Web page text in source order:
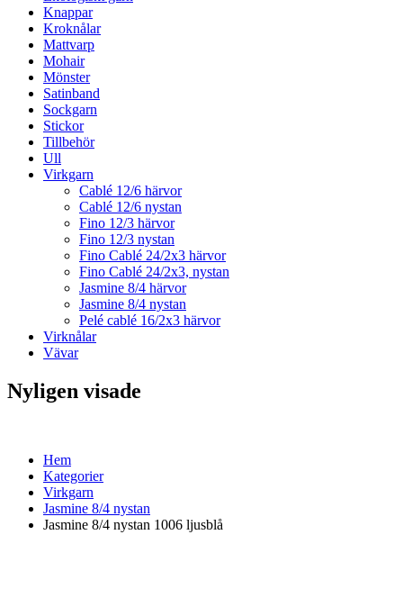
Knappar
Kroknålar
Mattvarp
Mohair
Mönster
Satinband
Sockgarn
Stickor
Tillbehör
Ull
Virkgarn
Cablé 12/6 härvor
Cablé 12/6 nystan
Fino 12/3 härvor
Fino 12/3 nystan
Fino Cablé 24/2x3 härvor
Fino Cablé 24/2x3, nystan
Jasmine 8/4 härvor
Jasmine 8/4 nystan
Pelé cablé 16/2x3 härvor
Virknålar
Vävar
Nyligen visade
Hem
Kategorier
Virkgarn
Jasmine 8/4 nystan
Jasmine 8/4 nystan 1006 ljusblå